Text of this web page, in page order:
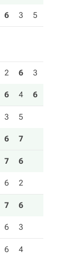
6 3 5
2 6 3
6 4 6
3 5
6 7
7 6
6 2
7 6
6 3
6 4